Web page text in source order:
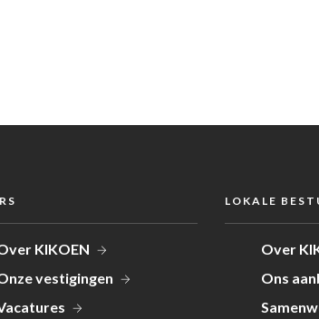
KIKOEN
vestigingen
LOKALE
Over
Ons